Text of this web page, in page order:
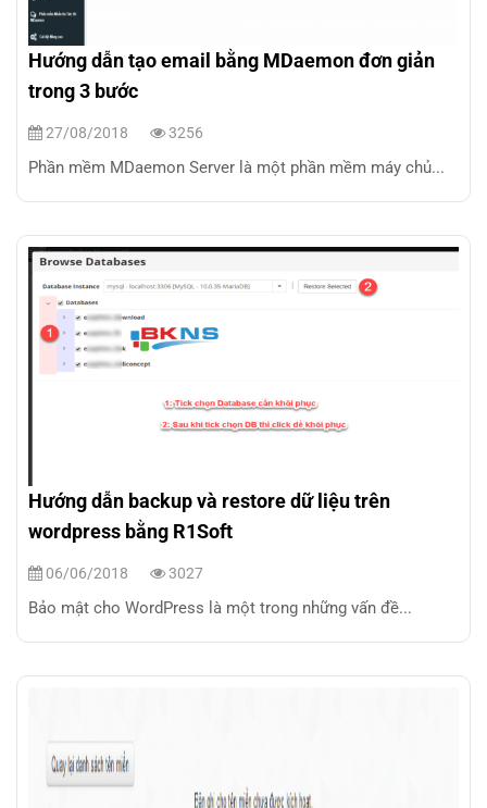
Hướng dẫn tạo email bằng MDaemon đơn giản
trong 3 bước
27/08/2018 3256
Phần mềm MDaemon Server là một phần mềm máy chủ...
Hướng dẫn backup và restore dữ liệu trên
wordpress bằng R1Soft
06/06/2018 3027
Bảo mật cho WordPress là một trong những vấn đề...